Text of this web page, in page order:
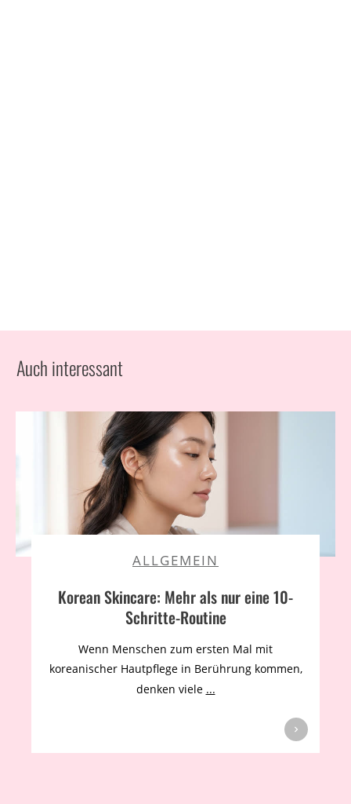
Auch interessant
ALLGEMEIN
Korean Skincare: Mehr als nur eine 10-
Schritte-Routine
Wenn Menschen zum ersten Mal mit
koreanischer Hautpflege in Berührung kommen,
denken viele ...